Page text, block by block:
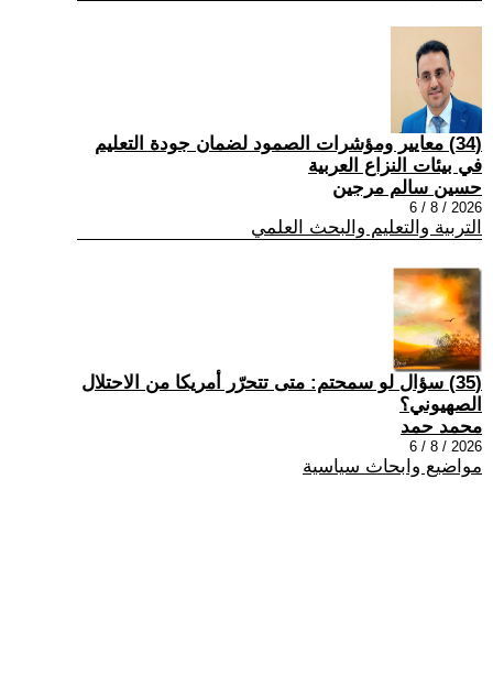
(34) معايير ومؤشرات الصمود لضمان جودة التعليم
في بيئات النزاع العربية
حسين سالم مرجين
2026 / 8 / 6
التربية والتعليم والبحث العلمي
(35) سؤال لو سمحتم: متى تتحرّر أمريكا من الاحتلال
الصهيوني؟
محمد حمد
2026 / 8 / 6
مواضيع وابحاث سياسية